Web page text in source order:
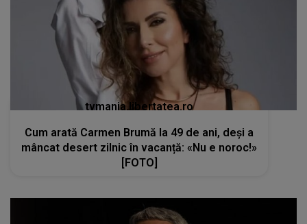
tvmania.libertatea.ro
Cum arată Carmen Brumă la 49 de ani, deși a
mâncat desert zilnic în vacanță: «Nu e noroc!»
[FOTO]